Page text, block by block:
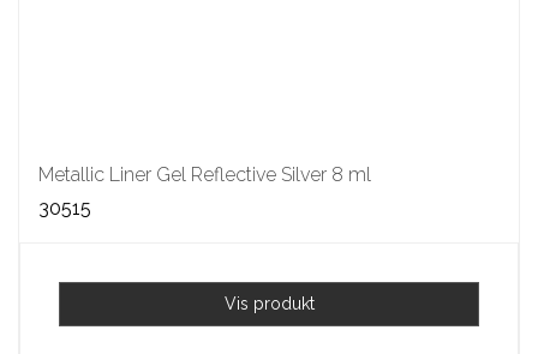
Metallic Liner Gel Reflective Silver 8 ml
30515
Vis produkt